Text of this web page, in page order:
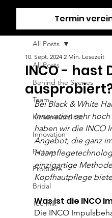
Termin
All Posts
Behind the Scenes
Team
Klimaneutralität
Innovation
Partner
Produkte
Bridal
Technik
All Posts
INCO - hast
10. Sept. 2024 2 Min. Lesezeit
Bei Black & White
Innovation sehr
haben wir die INCO
Angebot, die ganz
einzigartige
Kopfhautpflege
Was ist die INCO
Die INCO